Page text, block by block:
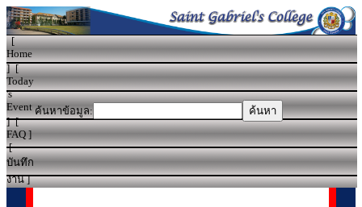
[
Home
] [
Today
's
Event
] [
FAQ ]
[
บันทึก
งาน]
ค้นหาข้อมูล: